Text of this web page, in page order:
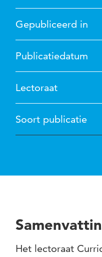
Gepubliceerd in
Publicatiedatum
Lectoraat
Soort publicatie
Het lectoraat